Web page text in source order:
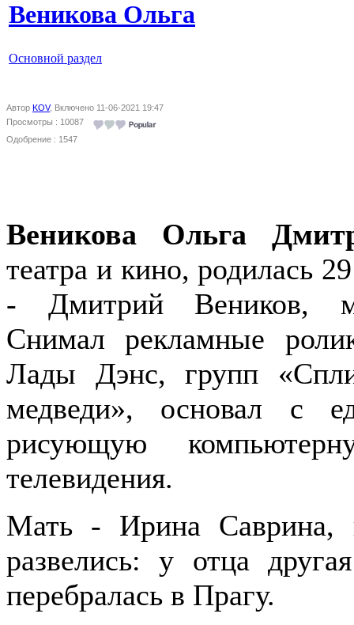
Веникова Ольга
Основной раздел
Автор KOV, Включено 11-06-2021 19:47
Просмотры : 10087
Одобрение : 1547
Веникова Ольга
театра и кино, родилась
- Дмитрий Веников,
Снимал рекламные
Лады Дэнс, групп
медведи», основал с
рисующую
телевидения.
Мать - Ирина Саврина,
развелись: у отца
перебралась в Прагу.